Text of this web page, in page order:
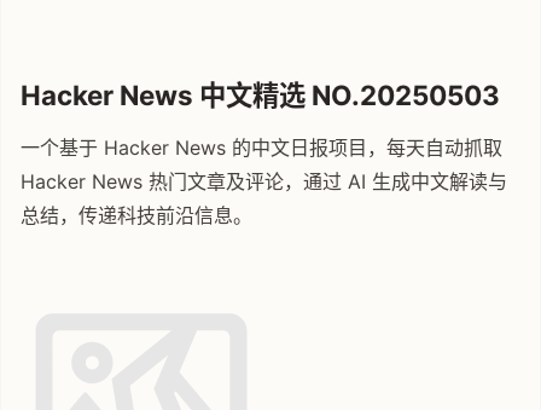
Hacker News 中文精选 NO.20250503
一个基于 Hacker News 的中文日报项目，每天自动抓取
Hacker News 热门文章及评论，通过 AI 生成中文解读与
总结，传递科技前沿信息。